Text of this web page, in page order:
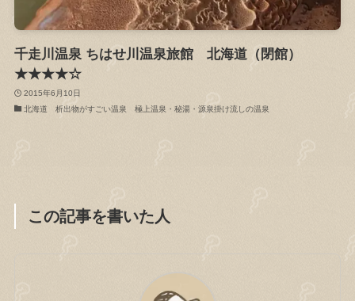
千走川温泉 ちはせ川温泉旅館 北海道（閉館）
★★★★☆
2015年6月10日
北海道 析出物がすごい温泉 極上温泉・秘湯・源泉掛け流しの温泉
この記事を書いた人